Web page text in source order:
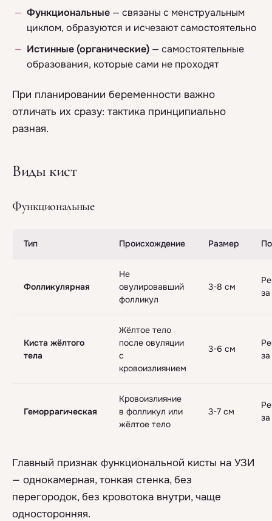
Функциональные — связаны с менструальным
циклом, образуются и исчезают самостоятельно
Истинные (органические) — самостоятельные
образования, которые сами не проходят
При планировании беременности важно
отличать их сразу: тактика принципиально
разная.
Виды кист
Функциональные
Тип Происхождение Размер
Фолликулярная
Не
овулировавший
фолликул
3-8 см
Киста жёлтого
тела
Жёлтое тело
после овуляции
с
кровоизлиянием
3-6 см
Геморрагическая
Кровоизлияние
в фолликул или
жёлтое тело
3-7 см
Главный признак функциональной кисты на УЗИ
— однокамерная, тонкая стенка, без
перегородок, без кровотока внутри, чаще
односторонняя.